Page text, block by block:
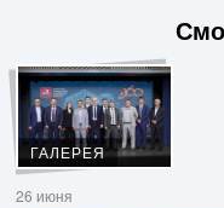
ГАЛЕРЕЯ
26 июня